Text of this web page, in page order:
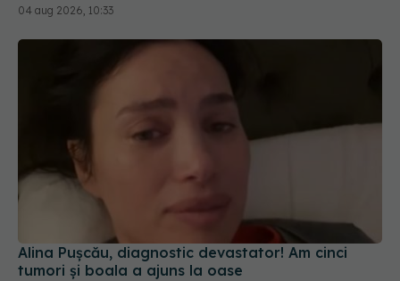
04 aug 2026, 10:33
Alina Pușcău, diagnostic devastator! Am cinci
tumori și boala a ajuns la oase